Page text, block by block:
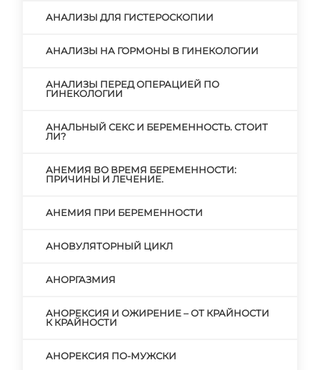
АНАЛИЗЫ ДЛЯ ГИСТЕРОСКОПИИ
АНАЛИЗЫ НА ГОРМОНЫ В ГИНЕКОЛОГИИ
АНАЛИЗЫ ПЕРЕД ОПЕРАЦИЕЙ ПО
ГИНЕКОЛОГИИ
АНАЛЬНЫЙ СЕКС И БЕРЕМЕННОСТЬ. СТОИТ
ЛИ?
АНЕМИЯ ВО ВРЕМЯ БЕРЕМЕННОСТИ:
ПРИЧИНЫ И ЛЕЧЕНИЕ.
АНЕМИЯ ПРИ БЕРЕМЕННОСТИ
АНОВУЛЯТОРНЫЙ ЦИКЛ
АНОРГАЗМИЯ
АНОРЕКСИЯ И ОЖИРЕНИЕ – ОТ КРАЙНОСТИ
К КРАЙНОСТИ
АНОРЕКСИЯ ПО-МУЖСКИ